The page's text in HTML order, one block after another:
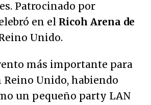
Patrocinado por
en el Ricoh Arena de
Unido.
más importante para
Reino Unido, habiendo
un pequeño party LAN